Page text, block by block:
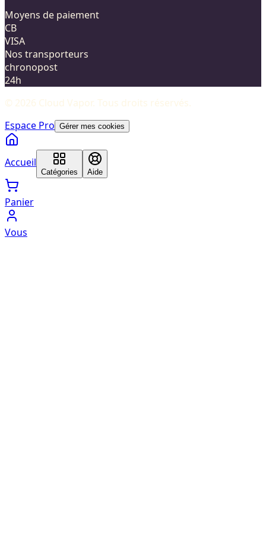
Moyens de paiement
CB
VISA
Nos transporteurs
chronopost
24h
© 2026 Cloud Vapor. Tous droits réservés.
Espace Pro Gérer mes cookies
Accueil
Catégories Aide
Panier
Vous